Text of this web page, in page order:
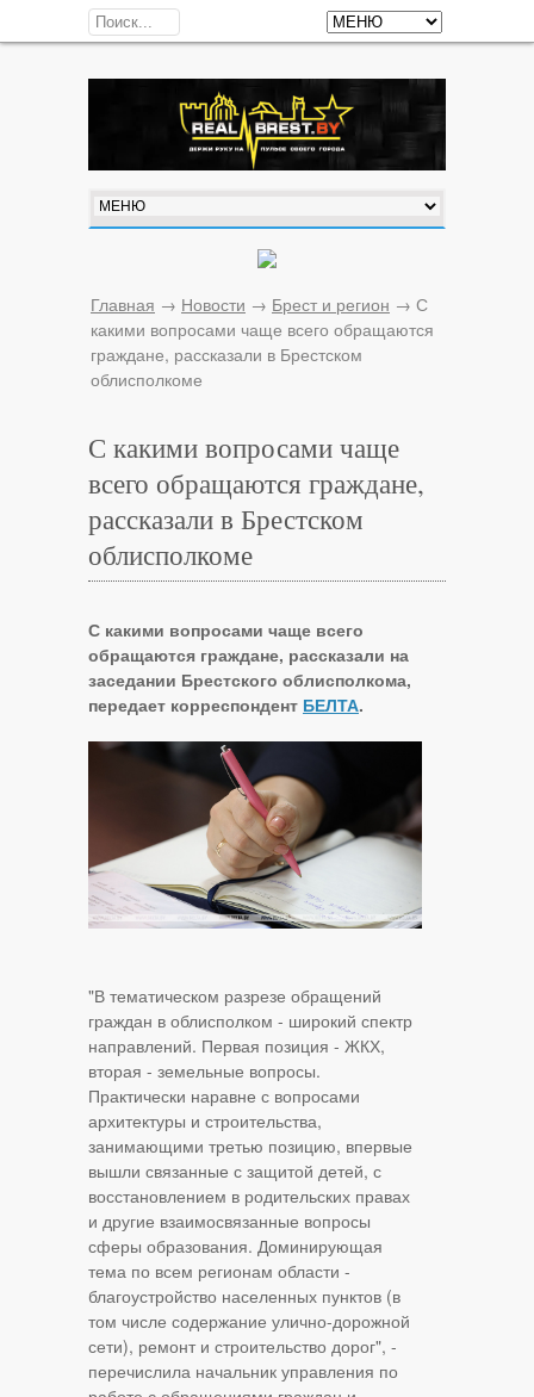
Главная → Новости → Брест и регион → С
какими вопросами чаще всего обращаются
граждане, рассказали в Брестском
облисполкоме
С какими вопросами чаще
всего обращаются граждане,
рассказали в Брестском
облисполкоме
С какими вопросами чаще всего
обращаются граждане, рассказали на
заседании Брестского облисполкома,
передает корреспондент БЕЛТА.
"В тематическом разрезе обращений
граждан в облисполком - широкий спектр
направлений. Первая позиция - ЖКХ,
вторая - земельные вопросы.
Практически наравне с вопросами
архитектуры и строительства,
занимающими третью позицию, впервые
вышли связанные с защитой детей, с
восстановлением в родительских правах
и другие взаимосвязанные вопросы
сферы образования. Доминирующая
тема по всем регионам области -
благоустройство населенных пунктов (в
том числе содержание улично-дорожной
сети), ремонт и строительство дорог", -
перечислила начальник управления по